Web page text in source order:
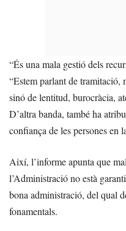
“És una mala gestió dels
“Estem parlant de tramitació,
sinó de lentitud, burocràcia,
D’altra banda, també ha
confiança de les persones en
Així, l’informe apunta que
l’Administració no està
bona administració, del qual
fonamentals.